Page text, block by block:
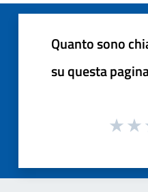
Quanto sono
su questa